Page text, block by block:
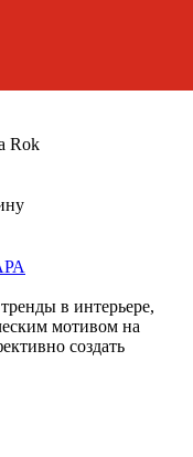
Rok
в интерьере,
мотивом на
создать